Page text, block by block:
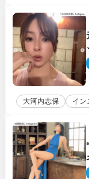
大河内志保 イン